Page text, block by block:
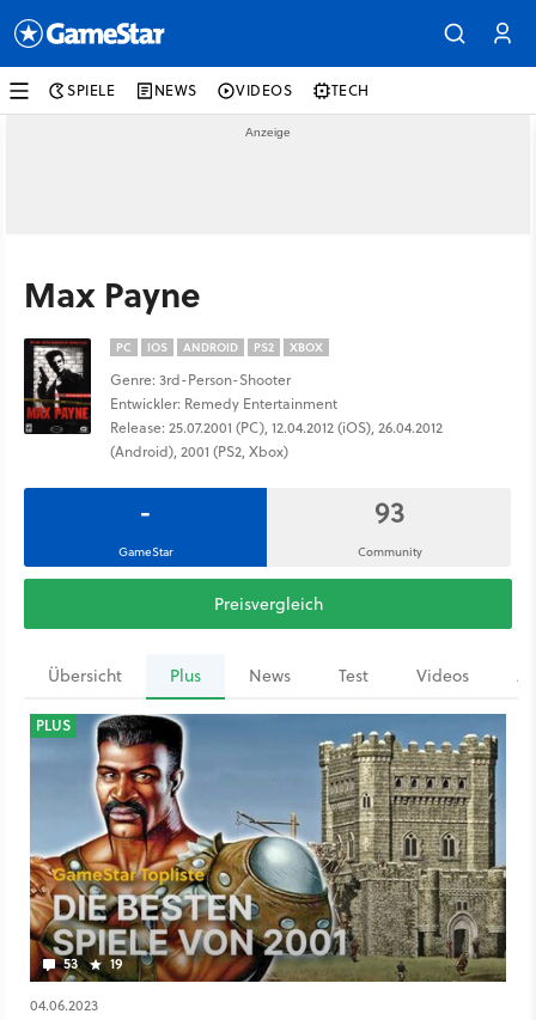
SPIELE NEWS VIDEOS TECH
Max Payne
PC IOS ANDROID PS2 XBOX
Genre: 3rd-Person-Shooter
Entwickler: Remedy Entertainment
Release: 25.07.2001 (PC), 12.04.2012 (iOS), 26.04.2012
(Android), 2001 (PS2, Xbox)
-
GameStar
93
Community
Preisvergleich
Übersicht Plus News Test Videos
53 19
PLUS
04.06.2023